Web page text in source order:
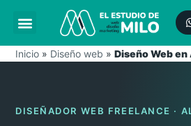
Inicio » Diseño web » Diseño Web
DISEÑADOR WEB FREELANCE ·